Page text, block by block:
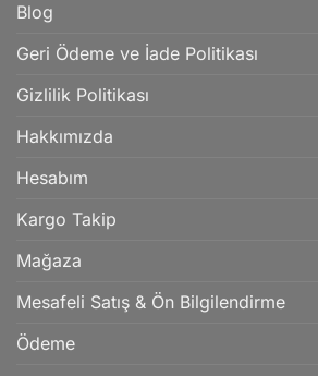
Blog
Geri Ödeme ve İade Politikası
Gizlilik Politikası
Hakkımızda
Hesabım
Kargo Takip
Mağaza
Mesafeli Satış & Ön Bilgilendirme
Ödeme